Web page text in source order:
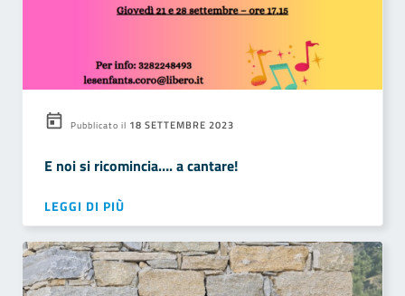
Pubblicato il 18 SETTEMBRE 2023
E noi si ricomincia…. a cantare!
LEGGI DI PIÙ